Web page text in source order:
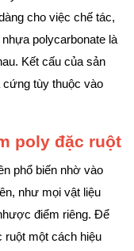
cho việc chế tác,
polycarbonate là
Kết cấu của sản
cứng tùy thuộc vào
poly đặc ruột
phổ biến nhờ vào
như mọi vật liệu
điểm riêng. Để
ruột một cách hiệu